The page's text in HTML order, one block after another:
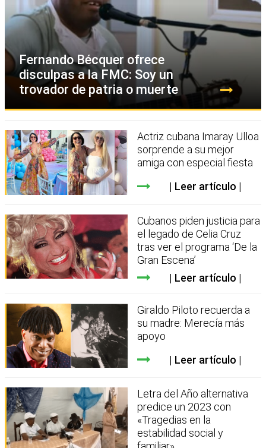
Fernando Bécquer ofrece
disculpas a la FMC: Soy un
trovador de patria o muerte
Actriz cubana Imaray Ulloa
sorprende a su mejor
amiga con especial fiesta
Leer artículo
Cubanos piden justicia para
el legado de Celia Cruz
tras ver el programa ‘De la
Gran Escena’
Leer artículo
Giraldo Piloto recuerda a
su madre: Merecía más
apoyo
Leer artículo
Letra del Año alternativa
predice un 2023 con
«Tragedias en la
estabilidad social y